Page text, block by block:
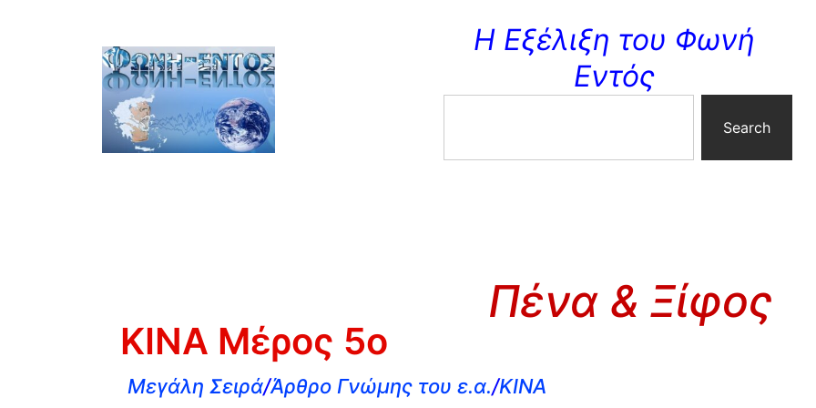
Η Εξέλιξη του Φωνή
Εντός
Search
Πένα & Ξίφος
ΚΙΝΑ Μέρος 5ο
Μεγάλη Σειρά/Άρθρο Γνώμης του ε.α./ΚΙΝΑ